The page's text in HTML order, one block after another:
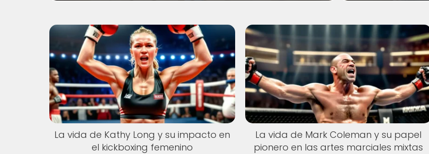
La vida de Kathy Long y su impacto en
el kickboxing femenino
La vida de Mark Coleman y su papel
pionero en las artes marciales mixtas